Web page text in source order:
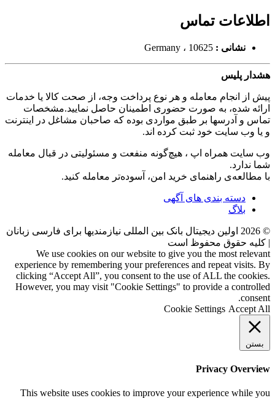
اطلاعات تماس
نشانی :
هشدار پلیس
پیش از انجام معامله و هر نوع پرداخت وجه، از صحت کالا یا خدمات
ارائه شده، به صورت حضوری اطمینان حاصل نمایید.مشخصات
تماس و آدرسها بر طبق مواردی بوده که صاحبان مشاغل در اینترنت
و یا وب سایت خود ثبت کرده اند.
وب سایت همراه اپ ، هیچ‌گونه منفعت و مسئولیتی در قبال معامله
شما ندارد.
با مطالعه‌ی راهنمای خرید امن، آسوده‌تر معامله کنید.
دسته بندی های آگهی
بلاگ
©
2026 اولین دیجیتال بانک بین المللی نیازمندیها برای فارسی زبانان
| کلیه حقوق محفوظ است
We use cookies on our website to give you the most relevant
experience by remembering your preferences and repeat visits. By
clicking “Accept All”, you consent to the use of ALL the cookies.
However, you may visit "Cookie Settings" to provide a controlled
consent.
Cookie Settings Accept All
بستن
Privacy Overview
This website uses cookies to improve your experience while you